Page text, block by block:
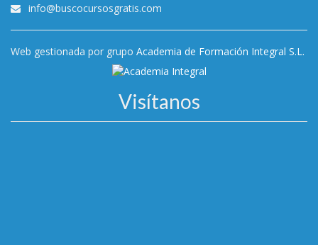
info@buscocursosgratis.com
Web gestionada por grupo Academia de Formación Integral S.L.
Visítanos